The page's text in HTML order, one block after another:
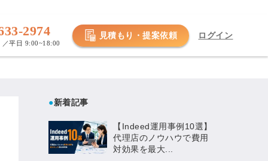
2974
／平日 9:00~18:00
見積もり・提案依頼 ログイン
●新着記事
【Indeed運用事例10選】
代理店のノウハウで費用
対効果を最大...